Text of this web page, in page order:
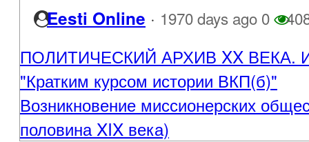
Eesti Online · 1970 days ago 0
ПОЛИТИЧЕСКИЙ АРХИВ XX ВЕКА. И.
"Кратким курсом истории ВКП(б)"
Возникновение миссионерских
половина XIX века)